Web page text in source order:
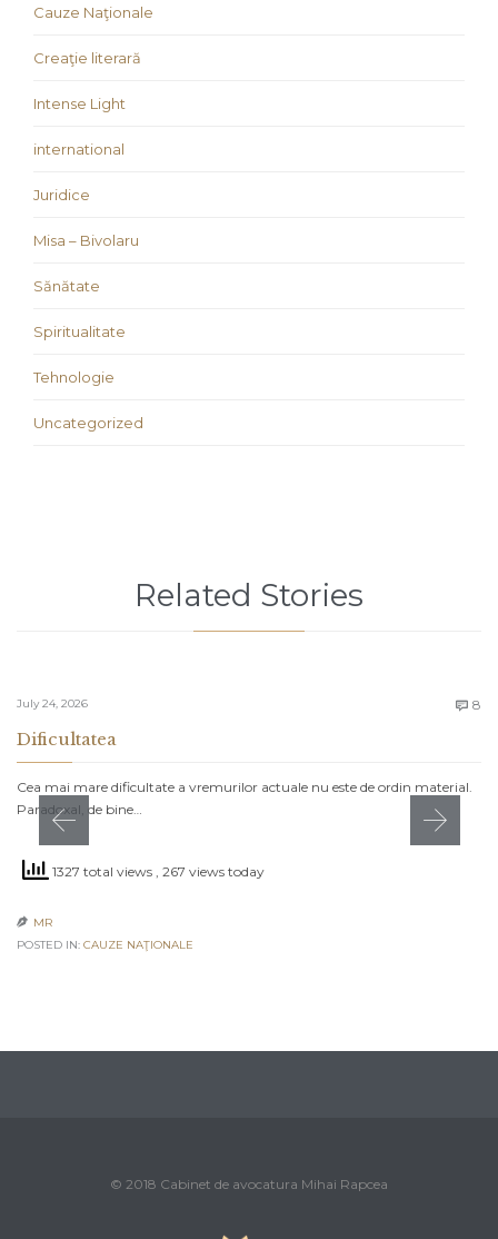
Cauze Naţionale
Creaţie literară
Intense Light
international
Juridice
Misa – Bivolaru
Sănătate
Spiritualitate
Tehnologie
Uncategorized
Related Stories
July 24, 2026  8
Dificultatea
Cea mai mare dificultate a vremurilor actuale nu este de ordin material.
Paradoxal, de bine…
1327 total views , 267 views today
 MR
POSTED IN: CAUZE NAŢIONALE
© 2018 Cabinet de avocatura Mihai Rapcea